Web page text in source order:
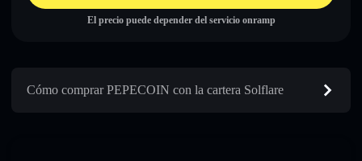
El precio puede depender del servicio onramp
Cómo comprar PEPECOIN con la cartera Solflare